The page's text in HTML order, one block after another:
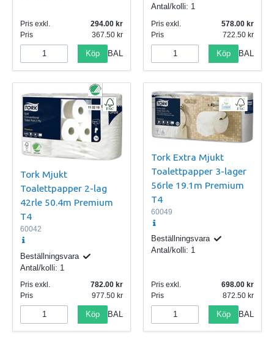
Pris exkl.
294.00
Pris
367.50
Köp BAL
Antal/kolli: 1
Pris exkl.
578.00
Pris
722.50
Köp BAL
Tork Mjukt
Toalettpapper 2-lag
42rle 50.4m Premium
T4
60042
Beställningsvara
Antal/kolli: 1
Pris exkl.
782.00
Pris
977.50
Köp BAL
Tork Extra Mjukt
Toalettpapper 3-lager
56rle 19.1m Premium
T4
60049
Beställningsvara
Antal/kolli: 1
Pris exkl.
698.00
Pris
872.50
Köp BAL